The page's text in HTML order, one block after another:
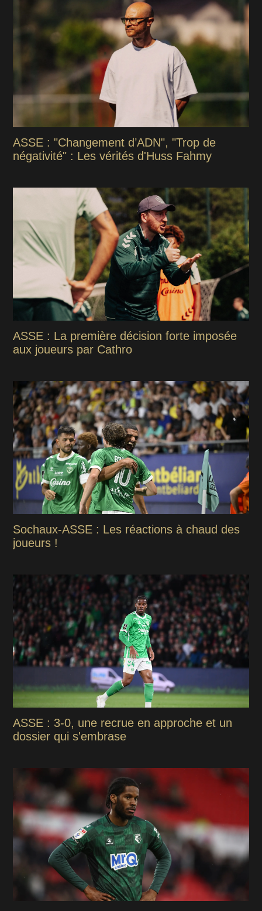
ASSE : "Changement d’ADN", "Trop de
négativité" : Les vérités d'Huss Fahmy
ASSE : La première décision forte imposée
aux joueurs par Cathro
Sochaux-ASSE : Les réactions à chaud des
joueurs !
ASSE : 3-0, une recrue en approche et un
dossier qui s'embrase